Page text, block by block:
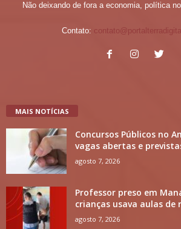
Não deixando de fora a economia, política
Contato:
MAIS NOTÍCIAS
Concursos Públicos no
vagas abertas e
agosto 7, 2026
Professor preso em
crianças usava aulas de
agosto 7, 2026